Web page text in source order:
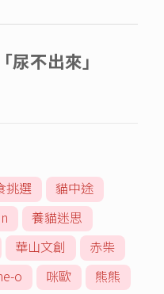
挑選
貓中途
養貓迷思
華山文創
赤柴
o 咪歐
熊熊